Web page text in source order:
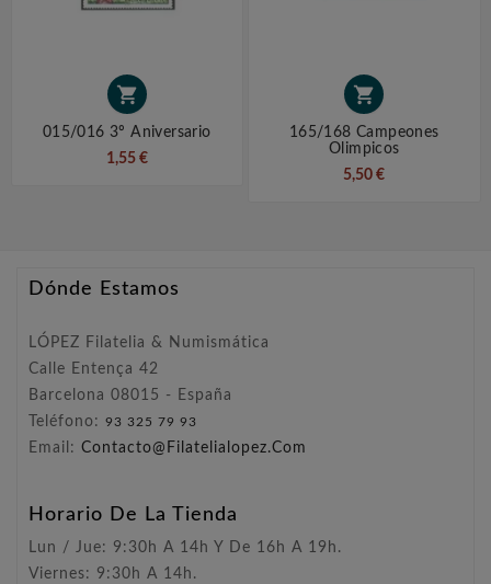

015/016 3º Aniversario
1,55 €

165/168 Campeones
Olimpicos
5,50 €
Dónde Estamos
LÓPEZ Filatelia & Numismática
Calle Entença 42
Barcelona 08015 - España
Teléfono: 93 325 79 93
Email: Contacto@filatelialopez.com
Horario De La Tienda
Lun / Jue: 9:30h A 14h Y De 16h A 19h.
Viernes: 9:30h A 14h.